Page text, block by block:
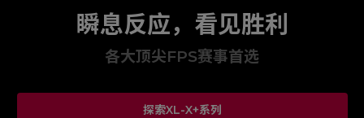
瞬息反应，看见胜利
各大顶尖FPS赛事首选
探索XL-X+系列